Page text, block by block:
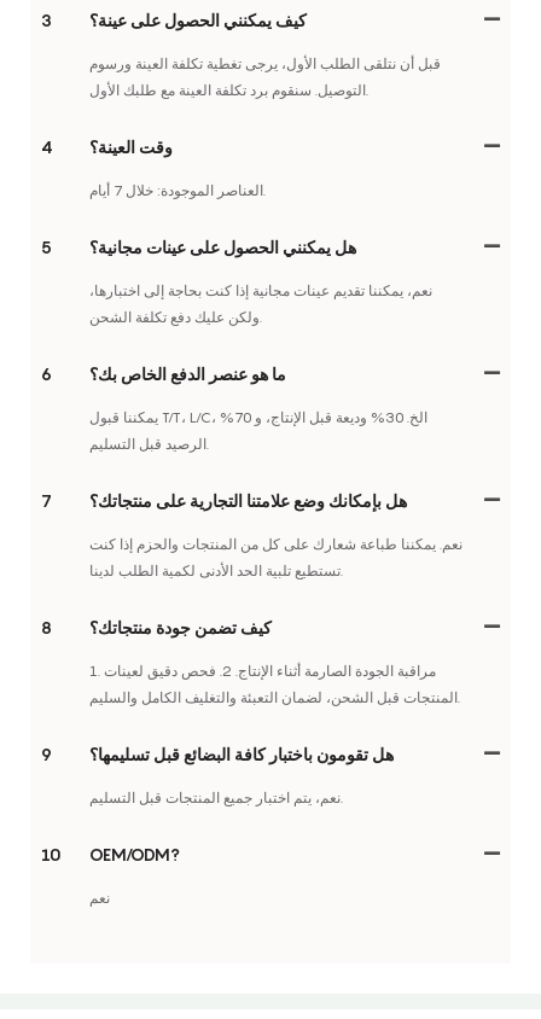
3 كيف يمكنني الحصول على عينة؟
قبل أن نتلقى الطلب الأول، يرجى تغطية تكلفة العينة ورسوم
التوصيل. سنقوم برد تكلفة العينة مع طلبك الأول.
4 وقت العينة؟
العناصر الموجودة: خلال 7 أيام.
5 هل يمكنني الحصول على عينات مجانية؟
نعم، يمكننا تقديم عينات مجانية إذا كنت بحاجة إلى اختبارها،
ولكن عليك دفع تكلفة الشحن.
6 ما هو عنصر الدفع الخاص بك؟
يمكننا قبول T/T، L/C، الخ. 30% وديعة قبل الإنتاج، و 70%
الرصيد قبل التسليم.
7 هل بإمكانك وضع علامتنا التجارية على منتجاتك؟
نعم. يمكننا طباعة شعارك على كل من المنتجات والحزم إذا كنت
تستطيع تلبية الحد الأدنى لكمية الطلب لدينا.
8 كيف تضمن جودة منتجاتك؟
1. مراقبة الجودة الصارمة أثناء الإنتاج. 2. فحص دقيق لعينات
المنتجات قبل الشحن، لضمان التعبئة والتغليف الكامل والسليم.
9 هل تقومون باختبار كافة البضائع قبل تسليمها؟
نعم، يتم اختبار جميع المنتجات قبل التسليم.
10 OEM/ODM?
نعم